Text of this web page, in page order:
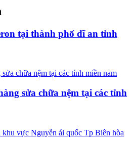
tại thành phố dĩ an tỉnh
sửa chữa nệm tại các tỉnh